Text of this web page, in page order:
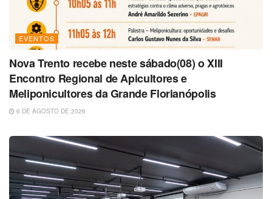
EVENTOS
Nova Trento recebe neste sábado(08) o XIII
Encontro Regional de Apicultores e
Meliponicultores da Grande Florianópolis
6 DE AGOSTO DE 2026